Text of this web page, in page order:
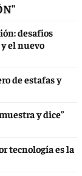
desafíos
el nuevo
de estafas y
y dice”
tecnología es la